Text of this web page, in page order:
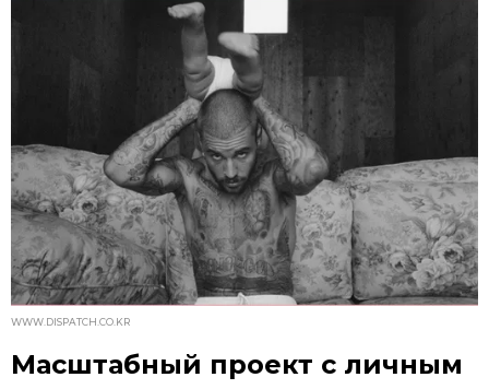
WWW.DISPATCH.CO.KR
Масштабный проект с личным